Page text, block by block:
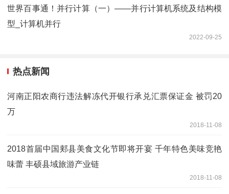
世界百事通！并行计算（一）——并行计算机系统及结构模
型_计算机并行
2022-09-25
热点新闻
河南正阳农商行违法解冻代开银行承兑汇票保证金 被罚20
万
2018-11-08
2018首届中国郏县美食文化节即将开宴 千年特色美味竞艳
味蕾 丰硕县域旅游产业链
2018-11-08